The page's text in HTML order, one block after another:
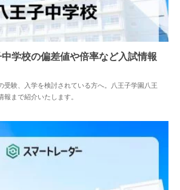
2024.04.02
学校の偏差値や倍率など入試情報
受験、入学を検討されている方へ。八王子学園八王
報まで紹介いたします。